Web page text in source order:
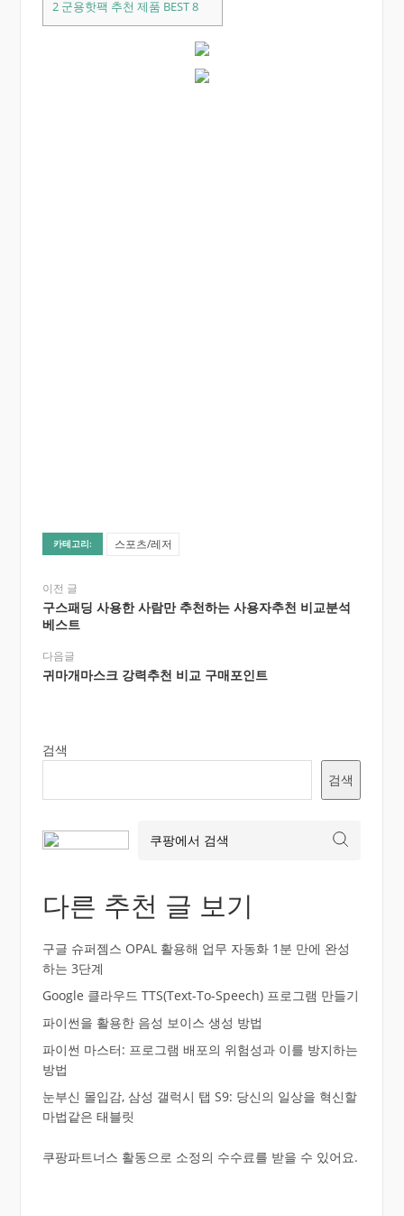
2군용핫팩 추천 제품 BEST 8
카테고리: 스포츠/레저
이전 글
구스패딩 사용한 사람만 추천하는 사용자추천 비교분석
베스트
다음글
귀마개마스크 강력추천 비교 구매포인트
검색
검색
다른 추천 글 보기
구글 슈퍼젬스 OPAL 활용해 업무 자동화 1분 만에 완성
하는 3단계
Google 클라우드 TTS(Text-To-Speech) 프로그램 만들기
파이썬을 활용한 음성 보이스 생성 방법
파이썬 마스터: 프로그램 배포의 위험성과 이를 방지하는
방법
눈부신 몰입감, 삼성 갤럭시 탭 S9: 당신의 일상을 혁신할
마법같은 태블릿
쿠팡파트너스 활동으로 소정의 수수료를 받을 수 있어요.